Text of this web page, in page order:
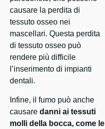
causare la perdita di
tessuto osseo nei
mascellari. Questa perdita
di tessuto osseo può
rendere più difficile
l’inserimento di impianti
dentali.
Infine, il fumo può anche
causare danni ai tessuti
molli della bocca, come le